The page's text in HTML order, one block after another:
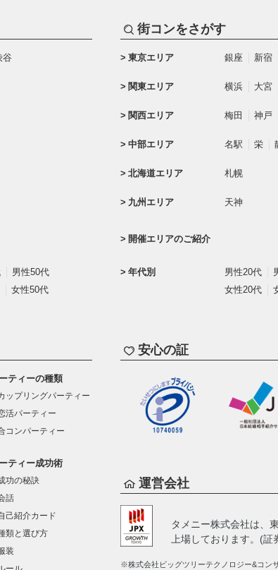
谷
男性50代
女性50代
街コンをさがす
東京エリア 銀座 新宿
関東エリア 横浜 大宮
関西エリア 梅田 神戸
中部エリア 名駅 栄
北海道エリア 札幌
九州エリア 天神
開催エリアのご紹介
年代別 男性20代
女性20代
ティーの種類
ップリングパーティー
活パーティー
コンパーティー
ティー成功術
功の秘訣
話
己紹介カード
類と選び方
装
安心の証
運営会社
タメニー株式会社は、
上場しております。(
※株式会社ビッグツリーテクノロジー&コン